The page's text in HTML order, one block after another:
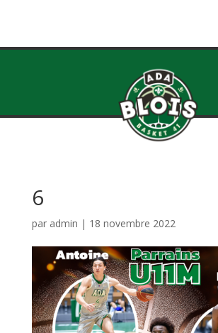
6
par admin | 18 novembre 2022